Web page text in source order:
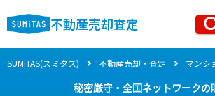
不動産売却査定
SUMiTAS(スミタス) 不動産売却・査定 マンシ
秘密厳守・全国ネットワークの